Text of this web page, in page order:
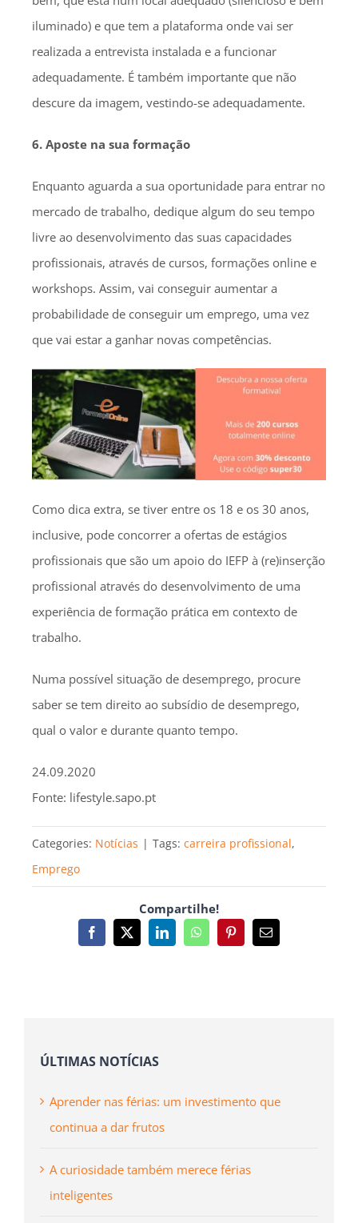
iluminado) e que tem a plataforma onde vai ser
realizada a entrevista instalada e a funcionar
adequadamente. É também importante que não
descure da imagem, vestindo-se adequadamente.
6. Aposte na sua formação
Enquanto aguarda a sua oportunidade para entrar no
mercado de trabalho, dedique algum do seu tempo
livre ao desenvolvimento das suas capacidades
profissionais, através de cursos, formações online e
workshops. Assim, vai conseguir aumentar a
probabilidade de conseguir um emprego, uma vez
que vai estar a ganhar novas competências.
Como dica extra, se tiver entre os 18 e os 30 anos,
inclusive, pode concorrer a ofertas de estágios
profissionais que são um apoio do IEFP à (re)inserção
profissional através do desenvolvimento de uma
experiência de formação prática em contexto de
trabalho.
Numa possível situação de desemprego, procure
saber se tem direito ao subsídio de desemprego,
qual o valor e durante quanto tempo.
24.09.2020
Fonte: lifestyle.sapo.pt
Categories: Notícias | Tags: carreira profissional,
Emprego
Compartilhe!
Facebook
X LinkedInWhatsAppPinterestEmail
(necessário
ÚLTIMAS NOTÍCIAS
Aprender nas férias: um investimento que
continua a dar frutos
A curiosidade também merece férias
inteligentes